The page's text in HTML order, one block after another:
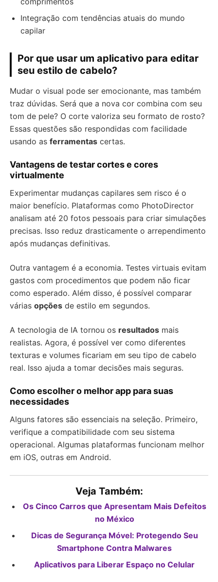
Integração com tendências atuais do mundo
capilar
Por que usar um aplicativo para editar
seu estilo de cabelo?
Mudar o visual pode ser emocionante, mas também
traz dúvidas. Será que a nova cor combina com seu
tom de pele? O corte valoriza seu formato de rosto?
Essas questões são respondidas com facilidade
usando as ferramentas certas.
Vantagens de testar cortes e cores
virtualmente
Experimentar mudanças capilares sem risco é o
maior benefício. Plataformas como PhotoDirector
analisam até 20 fotos pessoais para criar simulações
precisas. Isso reduz drasticamente o arrependimento
após mudanças definitivas.
Outra vantagem é a economia. Testes virtuais evitam
gastos com procedimentos que podem não ficar
como esperado. Além disso, é possível comparar
várias opções de estilo em segundos.
A tecnologia de IA tornou os resultados mais
realistas. Agora, é possível ver como diferentes
texturas e volumes ficariam em seu tipo de cabelo
real. Isso ajuda a tomar decisões mais seguras.
Como escolher o melhor app para suas
necessidades
Alguns fatores são essenciais na seleção. Primeiro,
verifique a compatibilidade com seu sistema
operacional. Algumas plataformas funcionam melhor
em iOS, outras em Android.
Veja Também:
Os Cinco Carros que Apresentam Mais Defeitos
no México
Dicas de Segurança Móvel: Protegendo Seu
Smartphone Contra Malwares
Aplicativos para Liberar Espaço no Celular